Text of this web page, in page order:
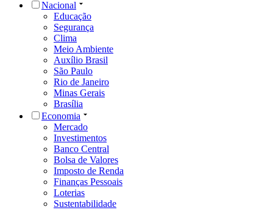
Nacional
Educação
Segurança
Clima
Meio Ambiente
Auxílio Brasil
São Paulo
Rio de Janeiro
Minas Gerais
Brasília
Economia
Mercado
Investimentos
Banco Central
Bolsa de Valores
Imposto de Renda
Finanças Pessoais
Loterias
Sustentabilidade